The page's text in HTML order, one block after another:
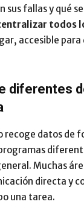
sus fallas y qué
todos
accesible
diferentes
recoge datos de
Muchas
directa y
una tarea.